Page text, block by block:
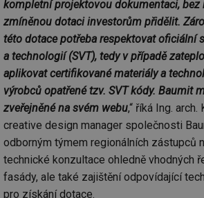
kompletní projektovou dokumentaci, bez
zmíněnou dotaci investorům přidělit.
této dotace potřeba respektovat oficiální
a technologií (SVT), tedy v případě
aplikovat certifikované materiály a
výrobců opatřené tzv. SVT kódy. Baumit
zveřejněné na svém webu,“ říká Ing.
creative design manager společnosti
odborným týmem regionálních zástupců
technické konzultace ohledně vhodných
fasády, ale také zajištění odpovídající
pro získání dotace.